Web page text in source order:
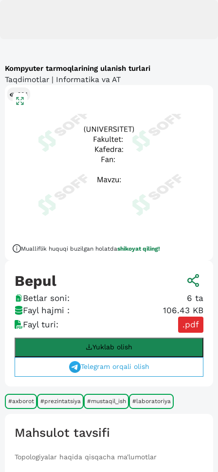
Kompyuter tarmoqlarining ulanish turlari
Taqdimotlar | Informatika va AT
384
Mualliflik huquqi buzilgan holatdashikoyat qiling!
Bepul
Betlar soni: 6 ta
Fayl hajmi :
106.43 KB
Fayl turi:
.pdf
Yuklab olish
Telegram orqali olish
#axborot #prezintatsiya #mustaqil_ish #laboratoriya
Mahsulot tavsifi
Topologiyalar haqida qisqacha ma'lumotlar